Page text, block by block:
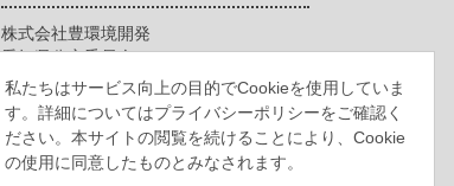
私たちはサービス向上の目的でCookieを使用していま
す。詳細についてはプライバシーポリシーをご確認く
ださい。本サイトの閲覧を続けることにより、Cookie
の使用に同意したものとみなされます。
株式会社豊環境開発
愛知県公安委員会
第542771404200号